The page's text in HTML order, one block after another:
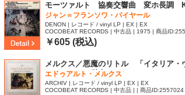
モーツァルト 協奏交響曲 変ホ長調
364
ジャン＝フランソワ・パイヤール
DENON | レコード / vinyl LP | EX | EX
COCOBEAT RECORDS | 中古品 | 1975 | 商品
94
￥605 (税込)
メルクス／悪魔のリトル 「イタリア・
ァイオリンの栄光」
エドゥアルト・メルクス
ARCHIV | レコード / vinyl LP | EX | EX
COCOBEAT RECORDS | 中古品 | | 商品ID:2557024